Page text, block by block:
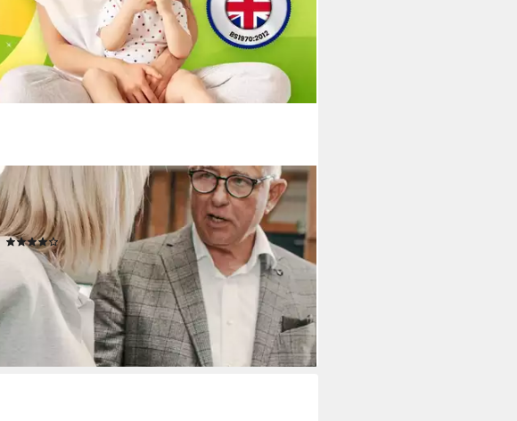
HUGO FROSCH
Wärmflasche Klassik 1,8 l mit Fleecebezug, Made in
Germany - dunkelrot
(5)
17,95 €
lieferbar - in 3-4 Werktagen bei dir